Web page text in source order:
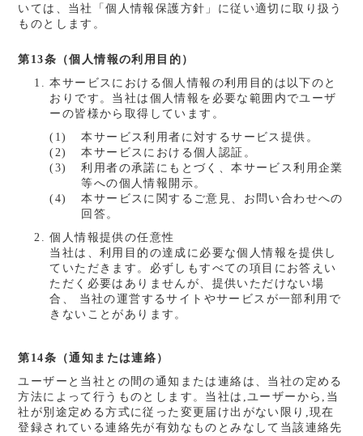
いては、当社「個人情報保護方針」に従い適切に取り扱う
ものとします。
第13条（個人情報の利用目的）
本サービスにおける個人情報の利用目的は以下のと
おりです。当社は個人情報を必要な範囲内でユーザ
ーの皆様から取得しています。
本サービス利用者に対するサービス提供。
本サービスにおける個人認証。
利用者の承諾にもとづく、本サービス利用企業
等への個人情報開示。
本サービスに関するご意見、お問い合わせへの
回答。
個人情報提供の任意性
当社は、利用目的の達成に必要な個人情報を提供し
ていただきます。必ずしもすべての項目にお答えい
ただく必要はありませんが、提供いただけない場
合、 当社の運営するサイトやサービスが一部利用で
きないことがあります。
第14条（通知または連絡）
ユーザーと当社との間の通知または連絡は、当社の定める
方法によって行うものとします。当社は,ユーザーから,当
社が別途定める方式に従った変更届け出がない限り,現在
登録されている連絡先が有効なものとみなして当該連絡先